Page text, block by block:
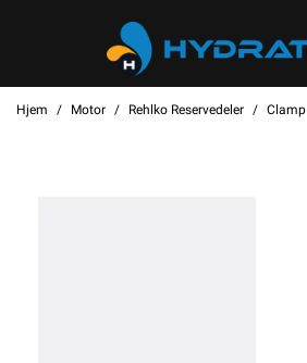
Hjem Motor Rehlko Reservedeler Clamp